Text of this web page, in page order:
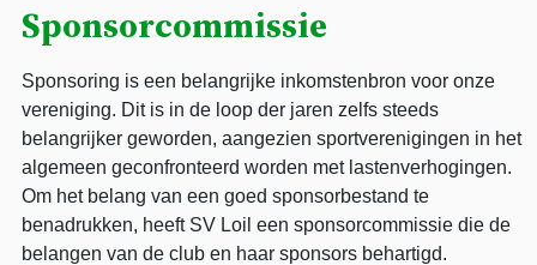
Sponsorcommissie
Sponsoring is een belangrijke inkomstenbron voor onze
vereniging. Dit is in de loop der jaren zelfs steeds
belangrijker geworden, aangezien sportverenigingen in het
algemeen geconfronteerd worden met lastenverhogingen.
Om het belang van een goed sponsorbestand te
benadrukken, heeft SV Loil een sponsorcommissie die de
belangen van de club en haar sponsors behartigd.